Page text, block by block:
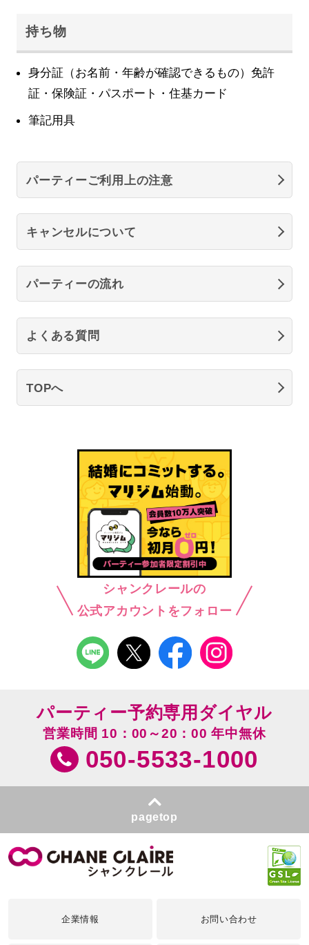
持ち物
身分証（お名前・年齢が確認できるもの）免許
証・保険証・パスポート・住基カード
筆記用具
パーティーご利用上の注意
キャンセルについて
パーティーの流れ
よくある質問
TOPへ
シャンクレールの
公式アカウントをフォロー
パーティー予約専用ダイヤル
営業時間 10：00～20：00 年中無休
050-5533-1000
pagetop
企業情報 お問い合わせ